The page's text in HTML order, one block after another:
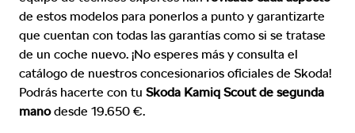
de estos modelos para ponerlos a punto y garantizarte
que cuentan con todas las garantías como si se tratase
de un coche nuevo. ¡No esperes más y consulta el
catálogo de nuestros concesionarios oficiales de Skoda!
Podrás hacerte con tu Skoda Kamiq Scout de segunda
manodesde 19.650 €.